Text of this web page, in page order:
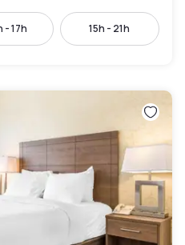
- 17h 15h - 21h